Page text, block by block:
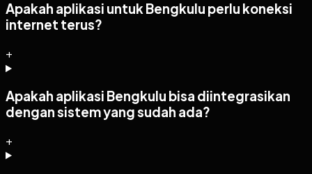
Apakah aplikasi untuk Bengkulu perlu koneksi
internet terus?
+
Apakah aplikasi Bengkulu bisa diintegrasikan
dengan sistem yang sudah ada?
+